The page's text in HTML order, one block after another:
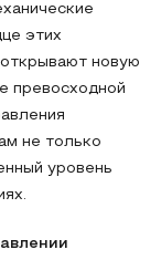
этих
открывают новую
превосходной
не только
уровень